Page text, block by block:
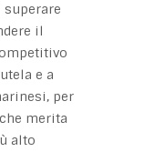
il
e a
per
merita
alto